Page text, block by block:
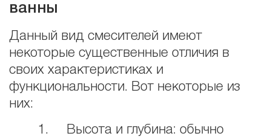
ванны
Данный вид смесителей имеют
некоторые существенные отличия в
своих характеристиках и
функциональности. Вот некоторые из
них:
1. Высота и глубина: обычно